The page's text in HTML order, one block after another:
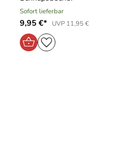
Sofort lieferbar
9,95 €* UVP 11,95 €